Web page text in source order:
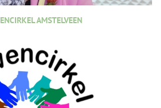
AMSTELVEEN